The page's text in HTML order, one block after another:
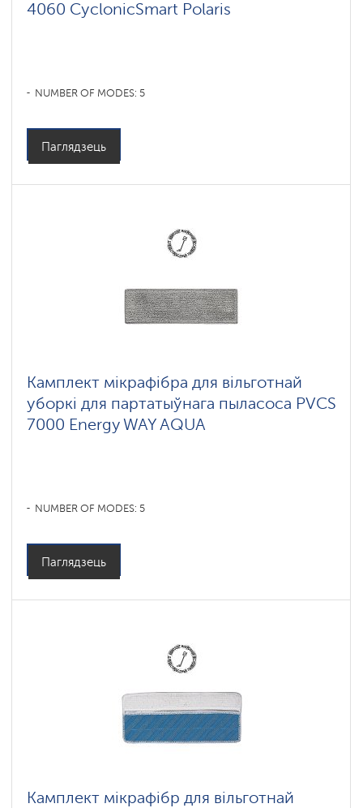
4060 CyclonicSmart Polaris
NUMBER OF MODES: 5
Паглядзець
Камплект мікрафібра для вільготнай
уборкі для партатыўнага пыласоса PVCS
7000 Energy WAY AQUA
NUMBER OF MODES: 5
Паглядзець
Камплект мікрафібр для вільготнай